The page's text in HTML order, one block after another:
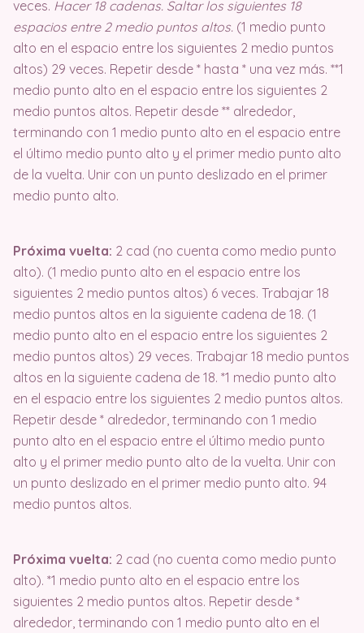
veces. Hacer 18 cadenas. Saltar los siguientes 18
espacios entre 2 medio puntos altos. (1 medio punto
alto en el espacio entre los siguientes 2 medio puntos
altos) 29 veces. Repetir desde * hasta * una vez más. **1
medio punto alto en el espacio entre los siguientes 2
medio puntos altos. Repetir desde ** alrededor,
terminando con 1 medio punto alto en el espacio entre
el último medio punto alto y el primer medio punto alto
de la vuelta. Unir con un punto deslizado en el primer
medio punto alto.
Próxima vuelta: 2 cad (no cuenta como medio punto
alto). (1 medio punto alto en el espacio entre los
siguientes 2 medio puntos altos) 6 veces. Trabajar 18
medio puntos altos en la siguiente cadena de 18. (1
medio punto alto en el espacio entre los siguientes 2
medio puntos altos) 29 veces. Trabajar 18 medio puntos
altos en la siguiente cadena de 18. *1 medio punto alto
en el espacio entre los siguientes 2 medio puntos altos.
Repetir desde * alrededor, terminando con 1 medio
punto alto en el espacio entre el último medio punto
alto y el primer medio punto alto de la vuelta. Unir con
un punto deslizado en el primer medio punto alto. 94
medio puntos altos.
Próxima vuelta: 2 cad (no cuenta como medio punto
alto). *1 medio punto alto en el espacio entre los
siguientes 2 medio puntos altos. Repetir desde *
alrededor, terminando con 1 medio punto alto en el